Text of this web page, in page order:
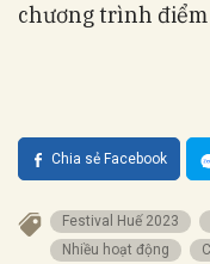
chương trình
Chia sẻ Facebook
Festival Huế 2023
Nhiều hoạt động